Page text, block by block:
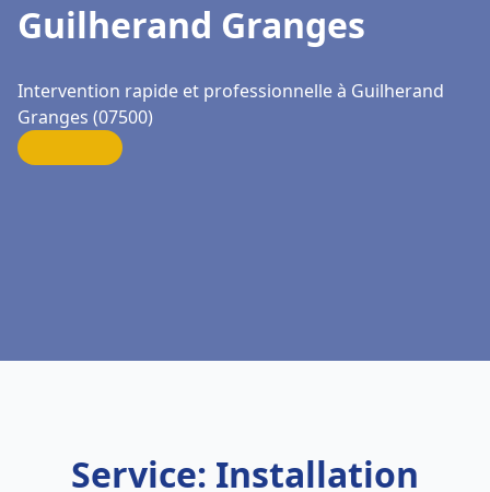
Guilherand Granges
Intervention rapide et professionnelle à Guilherand
Granges (07500)
Service: Installation